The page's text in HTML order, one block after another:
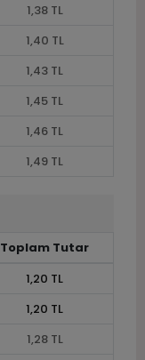
1,38 TL
1,40 TL
1,43 TL
1,45 TL
1,46 TL
1,49 TL
Toplam Tutar
1,20 TL
1,20 TL
1,28 TL